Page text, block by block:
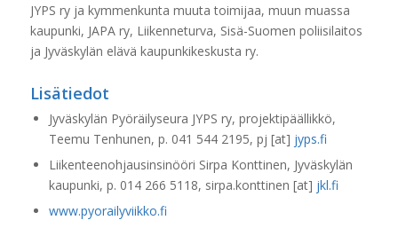
JYPS ry ja kymmenkunta muuta toimijaa, muun muassa
kaupunki, JAPA ry, Liikenneturva, Sisä-Suomen poliisilaitos
ja Jyväskylän elävä kaupunkikeskusta ry.
Lisätiedot
Jyväskylän Pyöräilyseura JYPS ry, projektipäällikkö,
Teemu Tenhunen, p. 041 544 2195, pj [at] jyps.fi
Liikenteenohjausinsinööri Sirpa Konttinen, Jyväskylän
kaupunki, p. 014 266 5118, sirpa.konttinen [at] jkl.fi
www.pyorailyviikko.fi